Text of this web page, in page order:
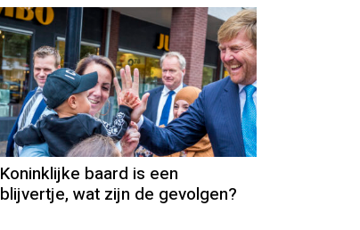
Koninklijke baard is een
blijvertje, wat zijn de gevolgen?